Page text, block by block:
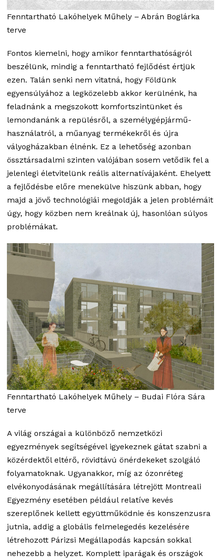
Fenntartható Lakóhelyek Műhely – Abrán Boglárka
terve
Fontos kiemelni, hogy amikor fenntarthatóságról
beszélünk, mindig a fenntartható fejlődést értjük
ezen. Talán senki nem vitatná, hogy Földünk
egyensúlyához a legközelebb akkor kerülnénk, ha
feladnánk a megszokott komfortszintünket és
lemondanánk a repülésről, a személygépjármű-
használatról, a műanyag termékekről és újra
vályogházakban élnénk. Ez a lehetőség azonban
össztársadalmi szinten valójában sosem vetődik fel a
jelenlegi életvitelünk reális alternatívájaként. Ehelyett
a fejlődésbe előre menekülve hiszünk abban, hogy
majd a jövő technológiái megoldják a jelen problémáit
úgy, hogy közben nem kreálnak új, hasonlóan súlyos
problémákat.
Fenntartható Lakóhelyek Műhely – Budai Flóra Sára
terve
A világ országai a különböző nemzetközi
egyezmények segítségével igyekeznek gátat szabni a
közérdektől eltérő, rövidtávú önérdekeket szolgáló
folyamatoknak. Ugyanakkor, míg az ózonréteg
elvékonyodásának megállítására létrejött Montreali
Egyezmény esetében például relatíve kevés
szereplőnek kellett együttműködnie és konszenzusra
jutnia, addig a globális felmelegedés kezelésére
létrehozott Párizsi Megállapodás kapcsán sokkal
nehezebb a helyzet. Komplett iparágak és országok